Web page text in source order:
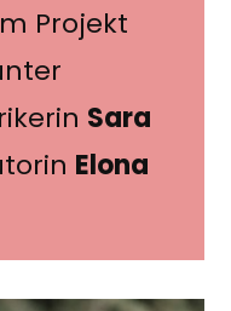
Projekt
Sara
Elona